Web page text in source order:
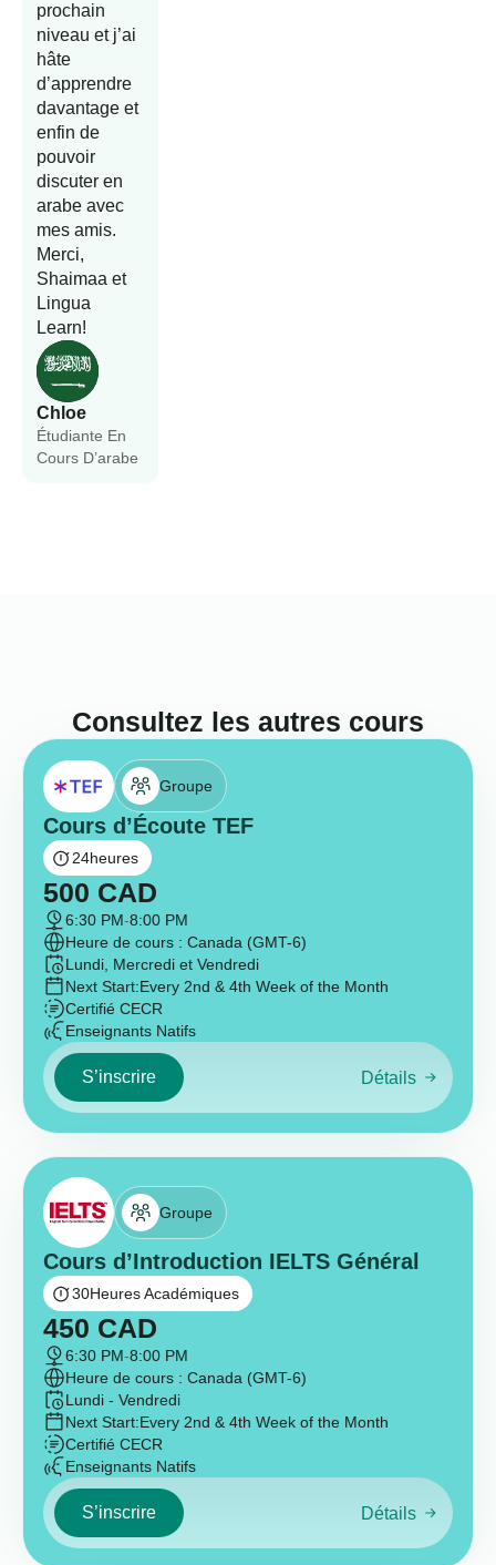
Chloe
Étudiante En
Cours D’arabe
prochain
niveau et j’ai
hâte
d’apprendre
davantage et
enfin de
pouvoir
discuter en
arabe avec
mes amis.
Merci,
Shaimaa et
Lingua
Learn!
Consultez les autres cours
Groupe
Cours d’Écoute TEF
24heures
500 CAD
6:30 PM-8:00 PM
Heure de cours : Canada (GMT-6)
Lundi, Mercredi et Vendredi
Next Start:Every 2nd & 4th Week of the Month
Certifié CECR
Enseignants Natifs
S’inscrire Détails
Groupe
Cours d’Introduction IELTS Général
30Heures Académiques
450 CAD
6:30 PM-8:00 PM
Heure de cours : Canada (GMT-6)
Lundi - Vendredi
Next Start:Every 2nd & 4th Week of the Month
Certifié CECR
Enseignants Natifs
S’inscrire Détails